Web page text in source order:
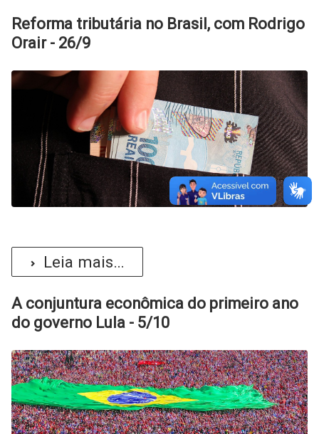
Reforma tributária no Brasil, com Rodrigo
Orair - 26/9
Leia mais...
A conjuntura econômica do primeiro ano
do governo Lula - 5/10